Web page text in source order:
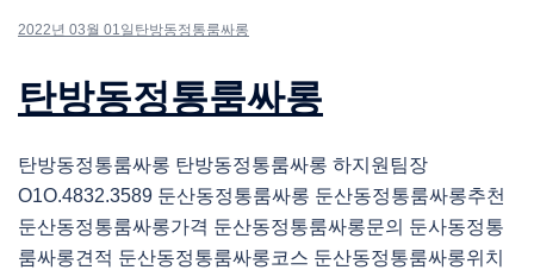
2022년 03월 01일 탄방동정통룸싸롱
탄방동정통룸싸롱
탄방동정통룸싸롱 탄방동정통룸싸롱 하지원팀장
O1O.4832.3589 둔산동정통룸싸롱 둔산동정통룸싸롱추천
둔산동정통룸싸롱가격 둔산동정통룸싸롱문의 둔사동정통
룸싸롱견적 둔산동정통룸싸롱코스 둔산동정통룸싸롱위치